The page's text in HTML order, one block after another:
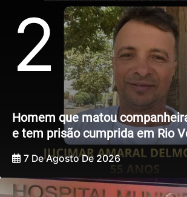
2
Homem que matou
e tem prisão cumprida em Rio
7 De Agosto De 2026